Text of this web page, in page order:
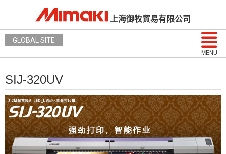
上海御牧貿易有限公司
MENU
GLOBAL SITE
SIJ-320UV